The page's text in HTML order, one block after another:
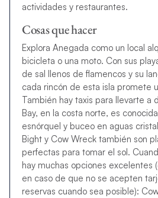
actividades y restaurantes.
Cosas que hacer
Explora Anegada como un local
bicicleta o una moto. Con sus
de sal llenos de flamencos y su
cada rincón de esta isla promete
También hay taxis para llevarte a
Bay, en la costa norte, es
esnórquel y buceo en aguas
Bight y Cow Wreck también son
perfectas para tomar el sol.
hay muchas opciones excelentes
en caso de que no se acepten
reservas cuando sea posible):